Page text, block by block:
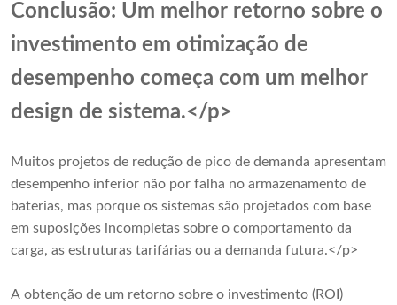
Conclusão: Um melhor retorno sobre o
investimento em otimização de
desempenho começa com um melhor
design de sistema.</p>
Muitos projetos de redução de pico de demanda apresentam
desempenho inferior não por falha no armazenamento de
baterias, mas porque os sistemas são projetados com base
em suposições incompletas sobre o comportamento da
carga, as estruturas tarifárias ou a demanda futura.</p>
A obtenção de um retorno sobre o investimento (ROI)